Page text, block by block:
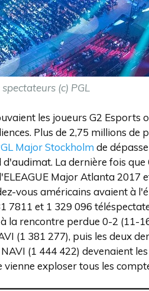
(c) PGL
les joueurs G2 Esports
Plus de 2,75 millions de
Major Stockholm de
La dernière fois que
Major Atlanta 2017
vous américains avaient à
7811 et 1 329 096
la rencontre perdue 0-2 (11-
(1 381 277), puis les deux
(1 444 422) devenaient
exploser tous les